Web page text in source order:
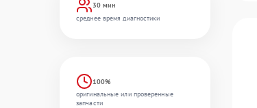
30 мин
среднее время диагностики
100%
оригинальные или проверенные
запчасти